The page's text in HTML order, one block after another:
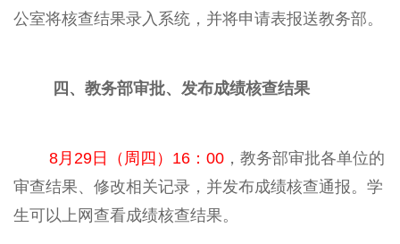
公室将核查结果录入系统，并将申请表报送教务部。
四、教务部审批、发布成绩核查结果
8月29日（周四）16：00 ，教务部审批各单位的
审查结果、修改相关记录，并发布成绩核查通报。学
生可以上网查看成绩核查结果。